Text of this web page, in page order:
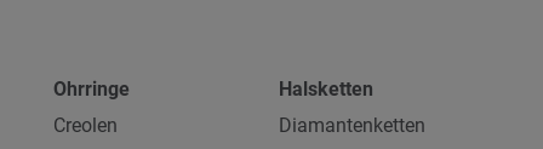
Ohrringe
Creolen
Halsketten
Diamantenketten